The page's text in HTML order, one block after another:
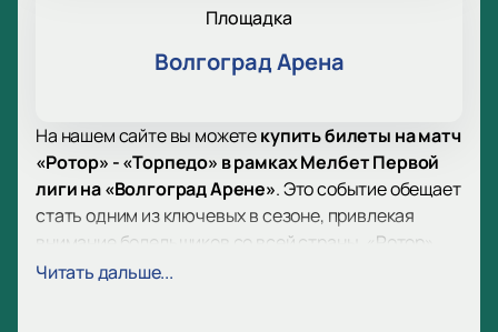
Площадка
Волгоград Арена
На нашем сайте вы можетекупить билеты на матч
«Ротор» - «Торпедо» в рамках Мелбет Первой
лиги на «Волгоград Арене». Это событие обещает
стать одним из ключевых в сезоне, привлекая
внимание болельщиков со всей страны. «Ротор»,
представляющий Волгоград, имеет богатую
Читать дальше...